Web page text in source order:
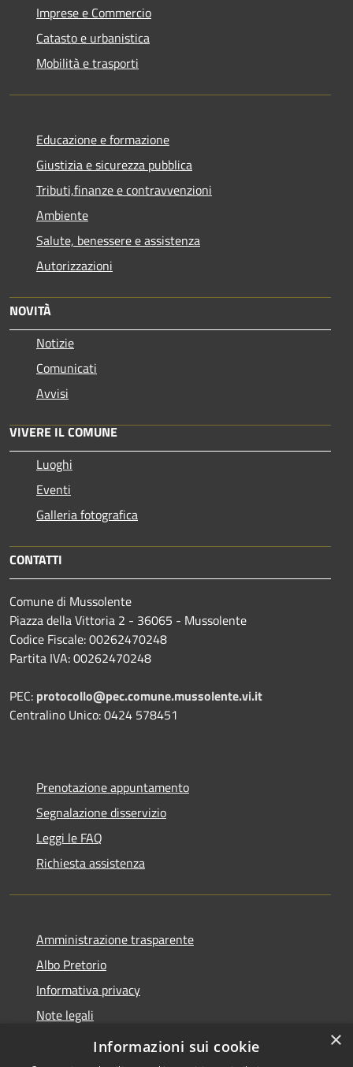
Imprese e Commercio
Catasto e urbanistica
Mobilità e trasporti
Educazione e formazione
Giustizia e sicurezza pubblica
Tributi,finanze e contravvenzioni
Ambiente
Salute, benessere e assistenza
Autorizzazioni
NOVITÀ
Notizie
Comunicati
Avvisi
VIVERE IL COMUNE
Luoghi
Eventi
Galleria fotografica
CONTATTI
Comune di Mussolente
Piazza della Vittoria 2 - 36065 - Mussolente
Codice Fiscale: 00262470248
Partita IVA: 00262470248
PEC: protocollo@pec.comune.mussolente.vi.it
Centralino Unico: 0424 578451
Prenotazione appuntamento
Segnalazione disservizio
Leggi le FAQ
Richiesta assistenza
Amministrazione trasparente
Albo Pretorio
Informativa privacy
Note legali
Dichiarazione di accessibilità
×
Informazioni sui cookie